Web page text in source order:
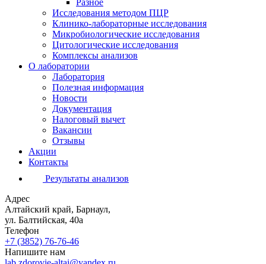
Разное
Исследования методом ПЦР
Клинико-лабораторные исследования
Микробиологические исследования
Цитологические исследования
Комплексы анализов
О лаборатории
Лаборатория
Полезная информация
Новости
Документация
Налоговый вычет
Вакансии
Отзывы
Акции
Контакты
Результаты анализов
Адрес
Алтайский край, Барнаул,
ул. Балтийская, 40а
Телефон
+7 (3852) 76-76-46
Напишите нам